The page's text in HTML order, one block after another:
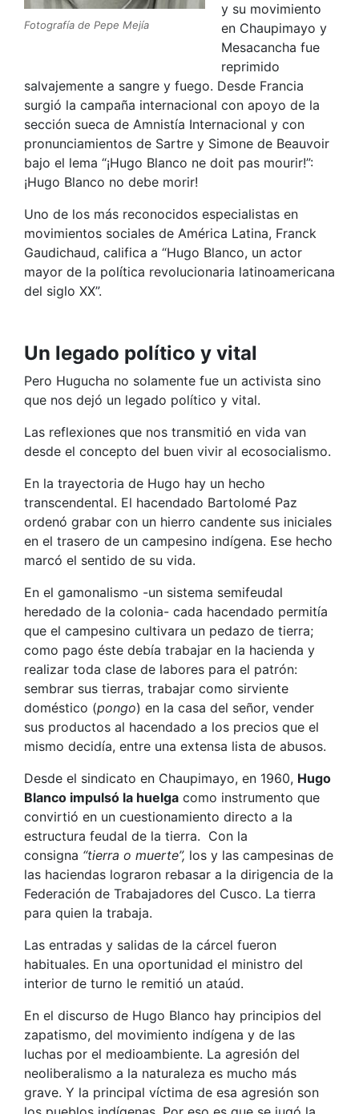
Fotografía de Pepe Mejía
y su movimiento
en Chaupimayo y
Mesacancha fue
reprimido
salvajemente a sangre y fuego. Desde Francia
surgió la campaña internacional con apoyo de la
sección sueca de Amnistía Internacional y con
pronunciamientos de Sartre y Simone de Beauvoir
bajo el lema “¡Hugo Blanco ne doit pas mourir!”:
¡Hugo Blanco no debe morir!
Uno de los más reconocidos especialistas en
movimientos sociales de América Latina, Franck
Gaudichaud, califica a “Hugo Blanco, un actor
mayor de la política revolucionaria latinoamericana
del siglo XX”.
Un legado político y vital
Pero Hugucha no solamente fue un activista sino
que nos dejó un legado político y vital.
Las reflexiones que nos transmitió en vida van
desde el concepto del buen vivir al ecosocialismo.
En la trayectoria de Hugo hay un hecho
transcendental. El hacendado Bartolomé Paz
ordenó grabar con un hierro candente sus iniciales
en el trasero de un campesino indígena. Ese hecho
marcó el sentido de su vida.
En el gamonalismo -un sistema semifeudal
heredado de la colonia- cada hacendado permitía
que el campesino cultivara un pedazo de tierra;
como pago éste debía trabajar en la hacienda y
realizar toda clase de labores para el patrón:
sembrar sus tierras, trabajar como sirviente
doméstico (pongo) en la casa del señor, vender
sus productos al hacendado a los precios que el
mismo decidía, entre una extensa lista de abusos.
Desde el sindicato en Chaupimayo, en 1960, Hugo
Blanco impulsó la huelga como instrumento que
convirtió en un cuestionamiento directo a la
estructura feudal de la tierra. Con la
consigna “tierra o muerte”, los y las campesinas de
las haciendas lograron rebasar a la dirigencia de la
Federación de Trabajadores del Cusco. La tierra
para quien la trabaja.
Las entradas y salidas de la cárcel fueron
habituales. En una oportunidad el ministro del
interior de turno le remitió un ataúd.
En el discurso de Hugo Blanco hay principios del
zapatismo, del movimiento indígena y de las
luchas por el medioambiente. La agresión del
neoliberalismo a la naturaleza es mucho más
grave. Y la principal víctima de esa agresión son